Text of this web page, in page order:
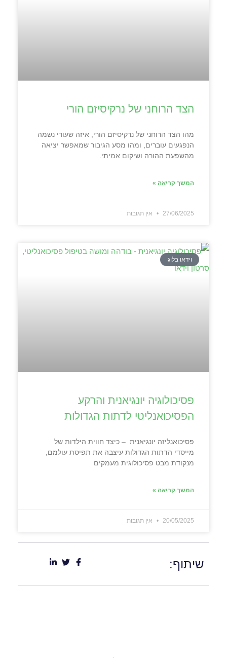
הצד הרוחני של נרקיסיזם הורי
מהו הצד הרוחני של נרקיסיזם הורי, איזה שעורי נשמה
הנפגעים עוברים, ומהו מסע הגיבור שמאפשר יציאה
מהשפעת ההורה ושיקום אמיתי.
המשך קריאה »
27/06/2025 אין תגובות
וידאו בלוג
פסיכולוגיה יונגיאנית והרקע
הפסיכואנליטי לדתות הגדולות
פסיכואנליזה יונגיאנית – כיצד חווית הילדות של
מייסדי הדתות הגדולות עיצבה את תפיסת עולמם,
מנקודת מבט פסיכולוגית מעמקים
המשך קריאה »
20/05/2025 אין תגובות
שיתוף: